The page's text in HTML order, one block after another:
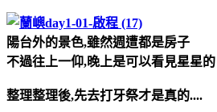
陽台外的景色,雖然週遭都是房子
不過往上一仰,晚上是可以看見星星
整理整理後,先去打牙祭才是真的....